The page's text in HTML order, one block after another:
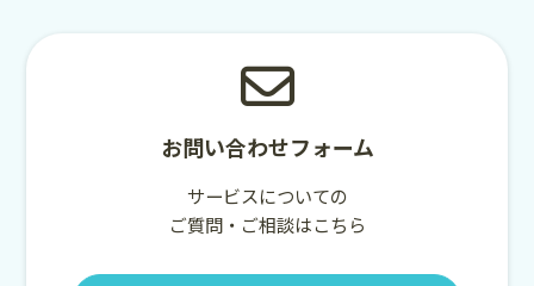
お問い合わせフォーム
サービスについての
ご質問・ご相談はこちら